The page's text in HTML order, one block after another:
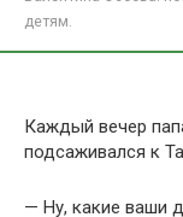
детям.
Каждый вечер
подсаживался к
— Ну, какие ваши